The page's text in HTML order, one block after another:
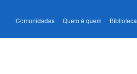
Comunidades Quem é quem Biblioteca